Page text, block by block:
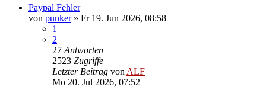
Paypal Fehler
von punker» Fr 19. Jun 2026, 08:58
1
2
27 Antworten
2523 Zugriffe
Letzter Beitrag von ALF
Mo 20. Jul 2026, 07:52